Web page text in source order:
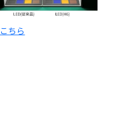
こちら